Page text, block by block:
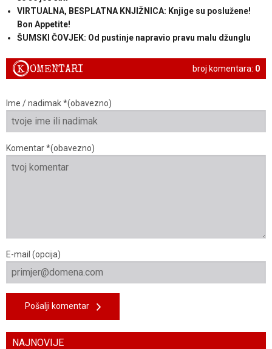
VIRTUALNA, BESPLATNA KNJIŽNICA: Knjige su poslužene!
Bon Appetite!
ŠUMSKI ČOVJEK: Od pustinje napravio pravu malu džunglu
broj komentara: 0
KOMENTARI
Ime / nadimak *(obavezno)
Komentar *(obavezno)
E-mail (opcija)
Pošalji komentar
NAJNOVIJE